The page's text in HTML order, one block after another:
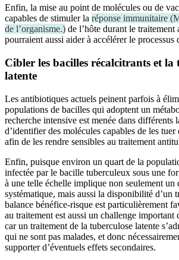
Enfin, la mise au point de molécules ou de
capables de stimuler la réponse immunitaire (
de l’organisme.) de l’hôte durant le traitement
pourraient aussi aider à accélérer le processus
Cibler les bacilles récalcitrants et la
latente
Les antibiotiques actuels peinent parfois à
populations de bacilles qui adoptent un
recherche intensive est menée dans différents
d’identifier des molécules capables de les
afin de les rendre sensibles au traitement
Enfin, puisque environ un quart de la
infectée par le bacille tuberculeux sous une
à une telle échelle implique non seulement un
systématique, mais aussi la disponibilité d’un
balance bénéfice-risque est particulièrement
au traitement est aussi un challenge important
car un traitement de la tuberculose latente
qui ne sont pas malades, et donc
supporter d’éventuels effets secondaires.